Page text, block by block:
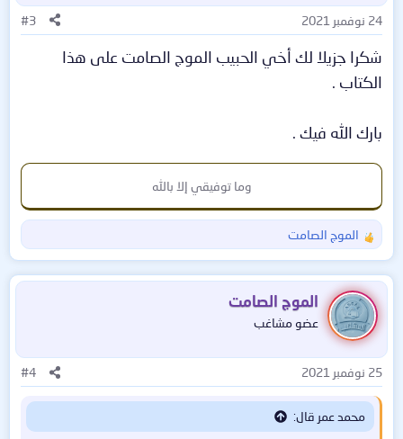
ا
ت
24 نوفمبر 2021 #3
شكرا جزيلا لك أخي الحبيب الموج الصامت على هذا
الكتاب .
بارك الله فيك .
وما توفيقي إلا بالله​
ل
ت
ف
ا
ع
ا
ت
:
الموج الصامت
الموج الصامت
عضو مشاغب
25 نوفمبر 2021 #4
محمد عمر قال: